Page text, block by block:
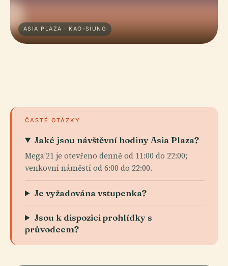
ASIA PLAZA · KAO-SIUNG
ČASTÉ OTÁZKY
Jaké jsou návštěvní hodiny Asia Plaza?
Mega’21 je otevřeno denně od 11:00 do 22:00;
venkovní náměstí od 6:00 do 22:00.
Je vyžadována vstupenka?
Jsou k dispozici prohlídky s
průvodcem?